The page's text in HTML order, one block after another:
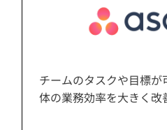
チームのタスクや目標
体の業務効率を大きく改